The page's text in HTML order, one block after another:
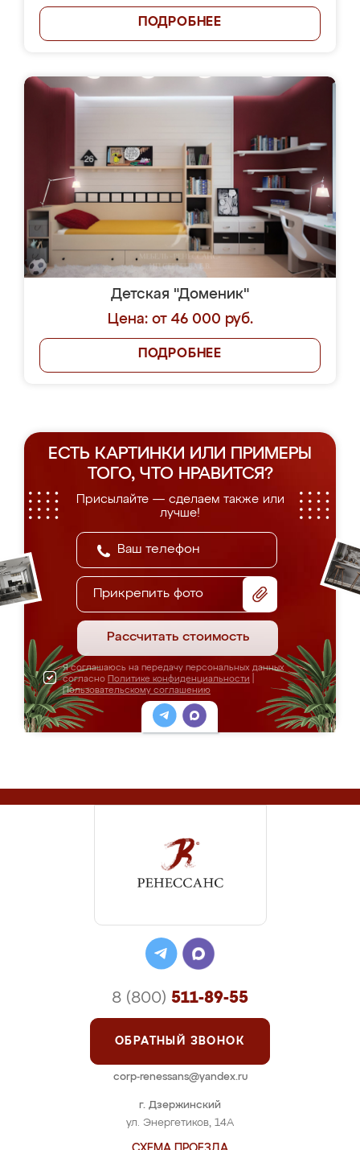
ПОДРОБНЕЕ
Детская "Доменик"
Цена: от 46 000 руб.
ПОДРОБНЕЕ
ЕСТЬ КАРТИНКИ ИЛИ ПРИМЕРЫ
ТОГО, ЧТО НРАВИТСЯ?
Присылайте — сделаем также или
лучше!
Прикрепить фото
Рассчитать стоимость
Я соглашаюсь на передачу персональных данных
согласно Политике конфиденциальности
Пользовательскому соглашению
г. Дзержинский
ул. Энергетиков, 14А
8 (800) 511-89-55
ОБРАТНЫЙ ЗВОНОК
corp-renessans@yandex.ru